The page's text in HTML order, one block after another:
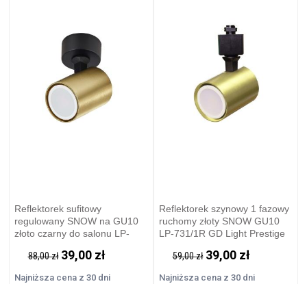
Reflektorek sufitowy
regulowany SNOW na GU10
złoto czarny do salonu LP-
88,00 zł 39,00 zł
Najniższa cena z 30 dni
Reflektorek szynowy 1 fazowy
ruchomy złoty SNOW GU10
LP-731/1R GD Light Prestige
59,00 zł 39,00 zł
Najniższa cena z 30 dni